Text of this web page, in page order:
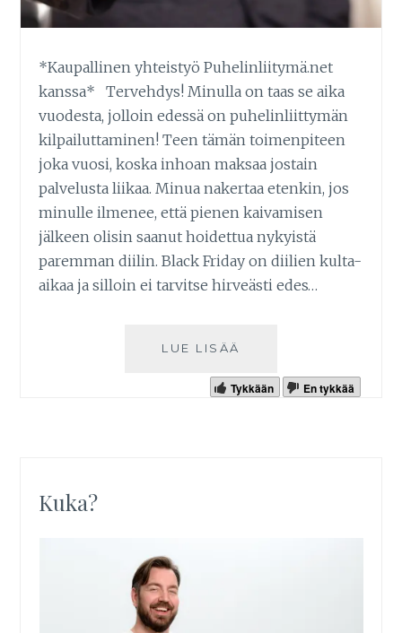
*Kaupallinen yhteistyö Puhelinliitymä.net
kanssa* Tervehdys! Minulla on taas se aika
vuodesta, jolloin edessä on puhelinliittymän
kilpailuttaminen! Teen tämän toimenpiteen
joka vuosi, koska inhoan maksaa jostain
palvelusta liikaa. Minua nakertaa etenkin, jos
minulle ilmenee, että pienen kaivamisen
jälkeen olisin saanut hoidettua nykyistä
paremman diilin. Black Friday on diilien kulta-
aikaa ja silloin ei tarvitse hirveästi edes…
LUE LISÄÄ
Tykkään En tykkää
Kuka?